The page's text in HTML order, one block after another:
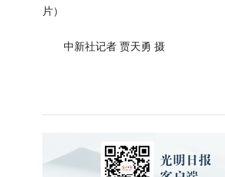
片）
中新社记者 贾天勇 摄